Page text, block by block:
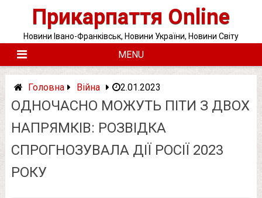
Прикарпаття Online
Новини Івано-Франківськ, Новини України, Новини Світу
MENU
Головна Війна 2.01.2023
ОДНОЧАСНО МОЖУТЬ ПІТИ З ДВОХ
НАПРЯМКІВ: РОЗВІДКА
СПРОГНОЗУВАЛА ДІЇ РОСІЇ 2023
РОКУ